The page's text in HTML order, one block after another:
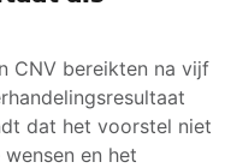
CNV bereikten na vijf
dat het voorstel niet
en het